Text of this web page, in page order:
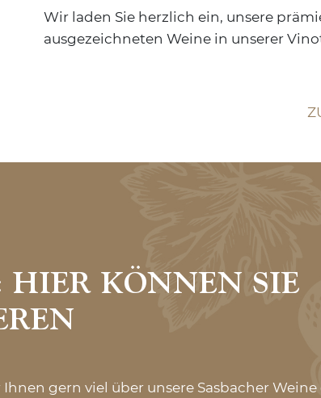
Wir laden Sie herzlich ein, unsere
ausgezeichneten Weine in unserer
HIER KÖNNEN SIE
gern viel über unsere Sasbacher Weine